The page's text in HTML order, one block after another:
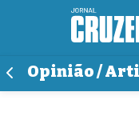
Opinião /